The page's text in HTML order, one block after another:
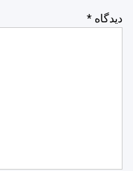
دیدگاه *